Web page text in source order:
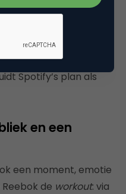
Spotify zijn ook te
– niet langer
Spotify’s plan als
en een
een moment, emotie
de workout: via